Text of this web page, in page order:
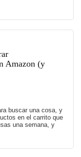
Amazon (y
buscar una cosa, y
en el carrito que
una semana, y